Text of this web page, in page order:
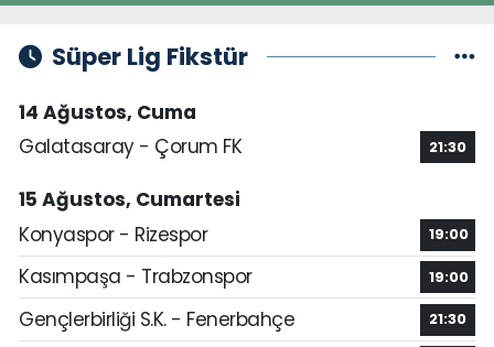
Süper Lig Fikstür
14 Ağustos, Cuma
Galatasaray - Çorum FK
21:30
15 Ağustos, Cumartesi
Konyaspor - Rizespor
19:00
Kasımpaşa - Trabzonspor 19:00
Gençlerbirliği S.K. - Fenerbahçe 21:30